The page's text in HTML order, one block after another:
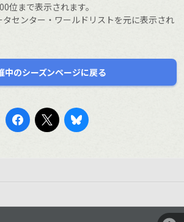
位まで表示されます。
センター・ワールドリストを元に表示され
中のシーズンページに戻る